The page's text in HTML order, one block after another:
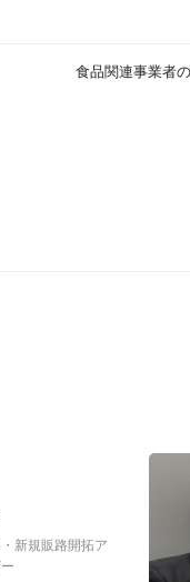
食品関連事業者
新規販路開拓ア